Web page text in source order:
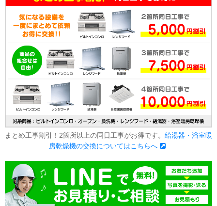
まとめ工事割引！2箇所以上の同日工事がお得です。 給湯器・浴室暖
房乾燥機の交換についてはこちらへ